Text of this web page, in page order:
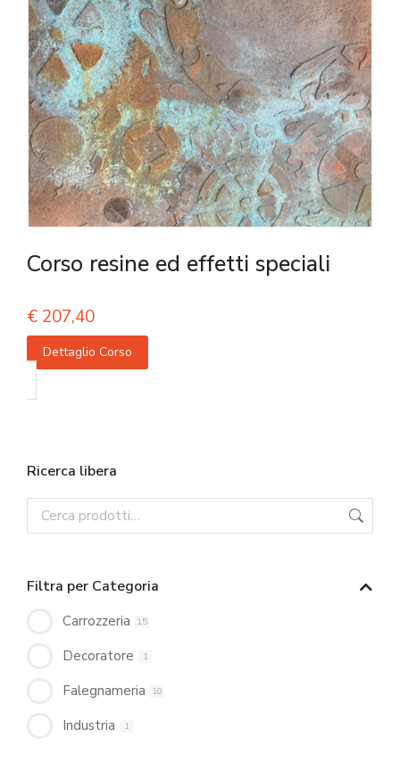
Corso resine ed effetti speciali
€ 207,40
Dettaglio Corso
Ricerca libera
Filtra per Categoria
Carrozzeria 15
Decoratore 1
Falegnameria 10
Industria 1